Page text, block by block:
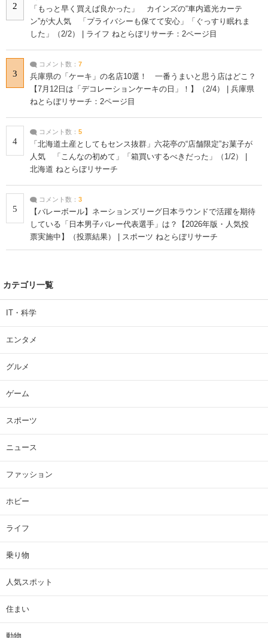
2
「もっと早く買えば良かった」 カインズの“車内遮光カーテ
ン”が大人気 「プライバシーも保てて安心」「ぐっすり眠れま
した」（2/2） | ライフ ねとらぼリサーチ：2ページ目
3
コメント数： 7
兵庫県の「ケーキ」の名店10選！ 一番うまいと思う店はどこ？
【7月12日は「デコレーションケーキの日」！】（2/4） | 兵庫県
ねとらぼリサーチ：2ページ目
4
コメント数： 5
「北海道土産としてもセンス抜群」六花亭の“店舗限定”お菓子が
人気 「こんなの初めて」「箱買いするべきだった」（1/2） |
北海道 ねとらぼリサーチ
5
コメント数： 3
【バレーボール】ネーションズリーグ日本ラウンドで活躍を期待
している「日本男子バレー代表選手」は？【2026年版・人気投
票実施中】（投票結果） | スポーツ ねとらぼリサーチ
カテゴリ一覧
IT・科学
エンタメ
グルメ
ゲーム
スポーツ
ニュース
ファッション
ホビー
ライフ
乗り物
人気スポット
住まい
動物